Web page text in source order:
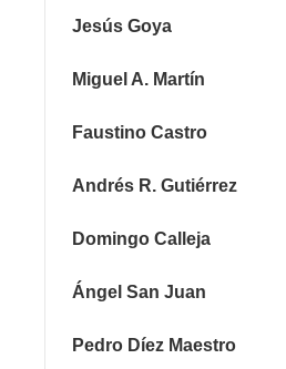
Jesús Goya
Miguel A. Martín
Faustino Castro
Andrés R. Gutiérrez
Domingo Calleja
Ángel San Juan
Pedro Díez Maestro